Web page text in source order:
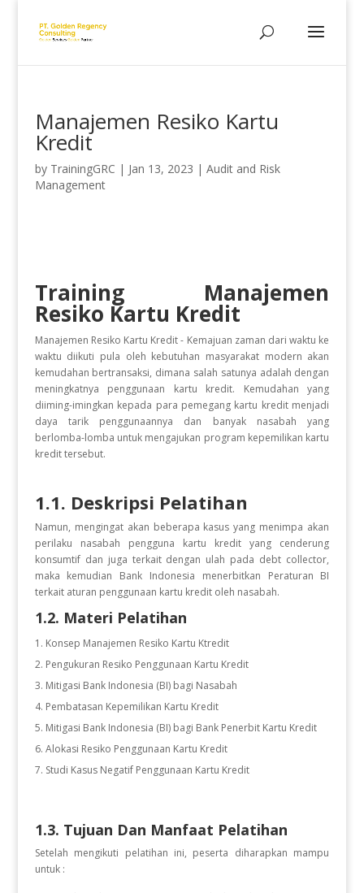
Manajemen Resiko Kartu
Kredit
by TrainingGRC | Jan 13, 2023 | Audit and Risk
Management
Training Manajemen
Resiko Kartu Kredit
Manajemen Resiko Kartu Kredit - Kemajuan zaman dari waktu ke
waktu diikuti pula oleh kebutuhan masyarakat modern akan
kemudahan bertransaksi, dimana salah satunya adalah dengan
meningkatnya penggunaan kartu kredit. Kemudahan yang
diiming-imingkan kepada para pemegang kartu kredit menjadi
daya tarik penggunaannya dan banyak nasabah yang
berlomba-lomba untuk mengajukan program kepemilikan kartu
kredit tersebut.
1.1. Deskripsi Pelatihan
Namun, mengingat akan beberapa kasus yang menimpa akan
perilaku nasabah pengguna kartu kredit yang cenderung
konsumtif dan juga terkait dengan ulah pada debt collector,
maka kemudian Bank Indonesia menerbitkan Peraturan BI
terkait aturan penggunaan kartu kredit oleh nasabah.
1.2. Materi Pelatihan
Konsep Manajemen Resiko Kartu Ktredit
Pengukuran Resiko Penggunaan Kartu Kredit
Mitigasi Bank Indonesia (BI) bagi Nasabah
Pembatasan Kepemilikan Kartu Kredit
Mitigasi Bank Indonesia (BI) bagi Bank Penerbit Kartu Kredit
Alokasi Resiko Penggunaan Kartu Kredit
Studi Kasus Negatif Penggunaan Kartu Kredit
1.3. Tujuan Dan Manfaat Pelatihan
Setelah mengikuti pelatihan ini, peserta diharapkan mampu
untuk :